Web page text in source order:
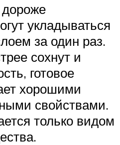
укладываться
за один раз.
сохнут и
готовое
хорошими
свойствами.
только видом